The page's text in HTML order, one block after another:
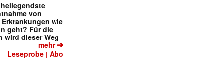
von
wie
geht? Für die
wird dieser Weg
mehr➔
Leseprobe |Abo